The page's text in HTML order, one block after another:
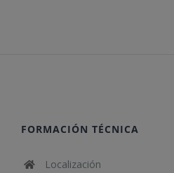
FORMACIÓN TÉCNICA
Localización